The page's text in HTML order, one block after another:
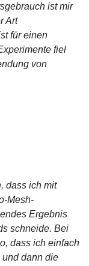
ist mir
Art
für einen
fiel
von
dass ich mit
Mesh-
Ergebnis
schneide. Bei
dass ich einfach
dann die